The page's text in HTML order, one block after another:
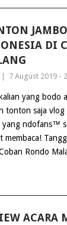
DI
7 August 2019 -
yang bodo
tonton saja
yang ndofans™
membaca!
Rondo
ACARA